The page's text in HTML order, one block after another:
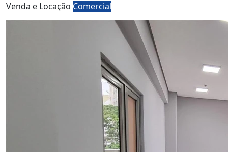
Venda e Locação Comercial